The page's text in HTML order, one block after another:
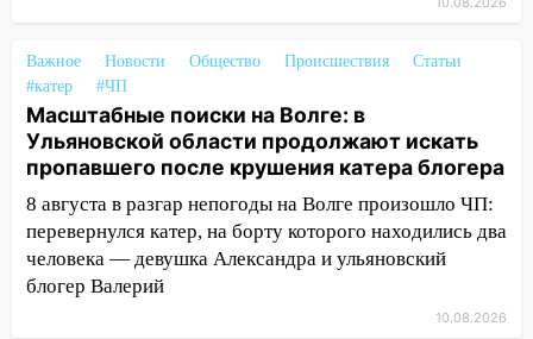
перилами, рассказал о событиях
ужасной ночи
13:05
17-летний парень находился за
рулем мотоцикла во время ДТП в Новом
городе: в ГАИ прокомментировали
сегодняшнюю аварию
12:59
Губернатор Ульяновской области
выразил соболезнования в связи с
трагедией в Нижнекамске
Важное Новости Общество Происшествия
Статьи
#катер
#ЧП
Масштабные поиски на Волге: в
Ульяновской области продолжают искать
пропавшего после крушения катера блогера
8 августа в разгар непогоды на Волге произошло ЧП:
перевернулся катер, на борту которого находились два
человека — девушка Александра и ульяновский
блогер Валерий
10.08.2026